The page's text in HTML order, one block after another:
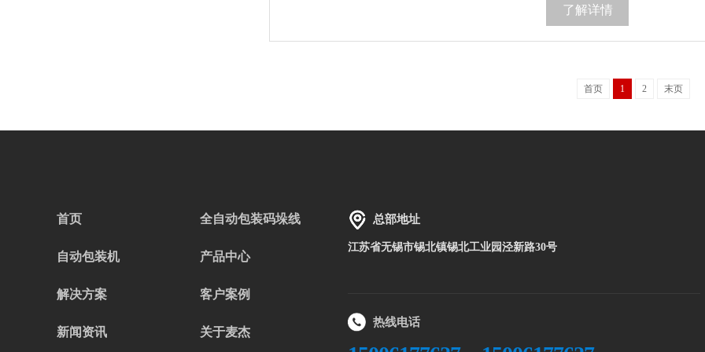
了解详情
首页 1 2 末页
首页 全自动包装码垛线
自动包装机 产品中心
解决方案 客户案例
新闻资讯 关于麦杰
总部地址
江苏省无锡市锡北镇锡北工业园泾新路30号
热线电话